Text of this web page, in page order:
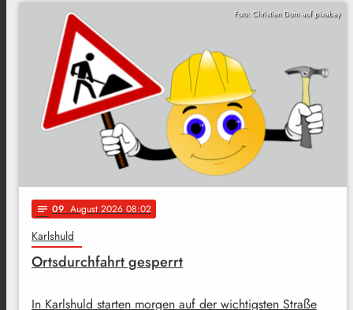
Foto: Christian Dorn auf pixabay
notes 09. August 2026 08:02
Karlshuld
Ortsdurchfahrt gesperrt
In Karlshuld starten morgen auf der wichtigsten Straße